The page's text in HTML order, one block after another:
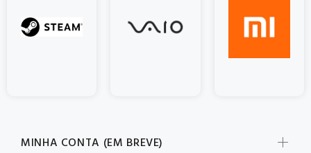
MINHA CONTA (EM BREVE)